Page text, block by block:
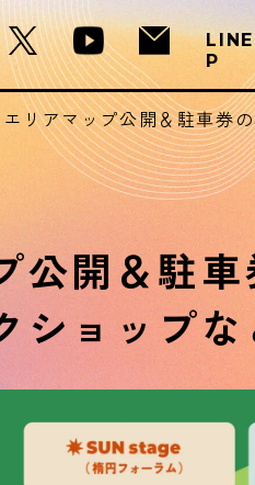
P
エリアマップ公開＆駐車券
公開＆駐
ショップな